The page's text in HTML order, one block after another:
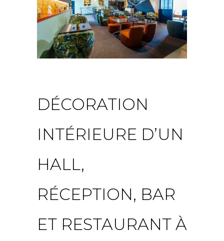
DÉCORATION
INTÉRIEURE D’UN
HALL,
RÉCEPTION, BAR
ET RESTAURANT À